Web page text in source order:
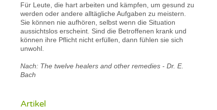
Für Leute, die hart arbeiten und kämpfen, um gesund zu
werden oder andere alltägliche Aufgaben zu meistern.
Sie können nie aufhören, selbst wenn die Situation
aussichtslos erscheint. Sind die Betroffenen krank und
können ihre Pflicht nicht erfüllen, dann fühlen sie sich
unwohl.
Nach: The twelve healers and other remedies - Dr. E.
Bach
Artikel